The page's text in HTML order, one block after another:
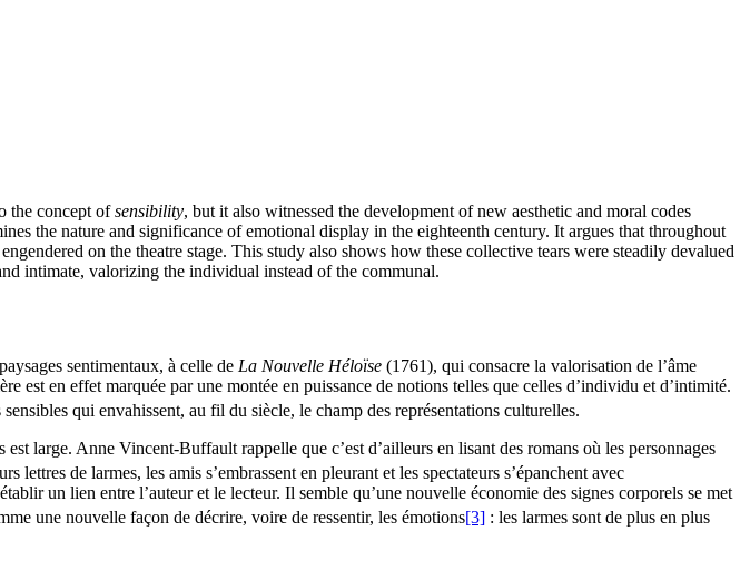
the concept ofsensibility, but it also witnessed the development of new aesthetic and moral codes
the nature and significance of emotional display in the eighteenth century. It argues that throughout
on the theatre stage. This study also shows how these collective tears were steadily devalued
intimate, valorizing the individual instead of the communal.
sentimentaux, à celle de La Nouvelle Héloïse (1761), qui consacre la valorisation de l’âme
est en effet marquée par une montée en puissance de notions telles que celles d’individu et d’intimité.
qui envahissent, au fil du siècle, le champ des représentations culturelles.
large. Anne Vincent-Buffault rappelle que c’est d’ailleurs en lisant des romans où les personnages
lettres de larmes, les amis s’embrassent en pleurant et les spectateurs s’épanchent avec
un lien entre l’auteur et le lecteur. Il semble qu’une nouvelle économie des signes corporels se met
une nouvelle façon de décrire, voire de ressentir, les émotions[3] : les larmes sont de plus en plus